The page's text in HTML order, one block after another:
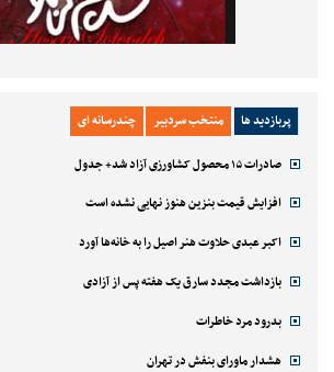
پربازدید ها منتخب سردبیر چندرسانه ای
صادرات ۱۵ محصول کشاورزی آزاد شد+ جدول
افزایش قیمت بنزین هنوز نهایی نشده است
اکبر عبدی حلاوت هنر اصیل را به خانه‌ها آورد
بازداشت مجدد سارق یک هفته پس از آزادی
بدرود مرد خاطرات
هشدار ماورای بنفش در تهران